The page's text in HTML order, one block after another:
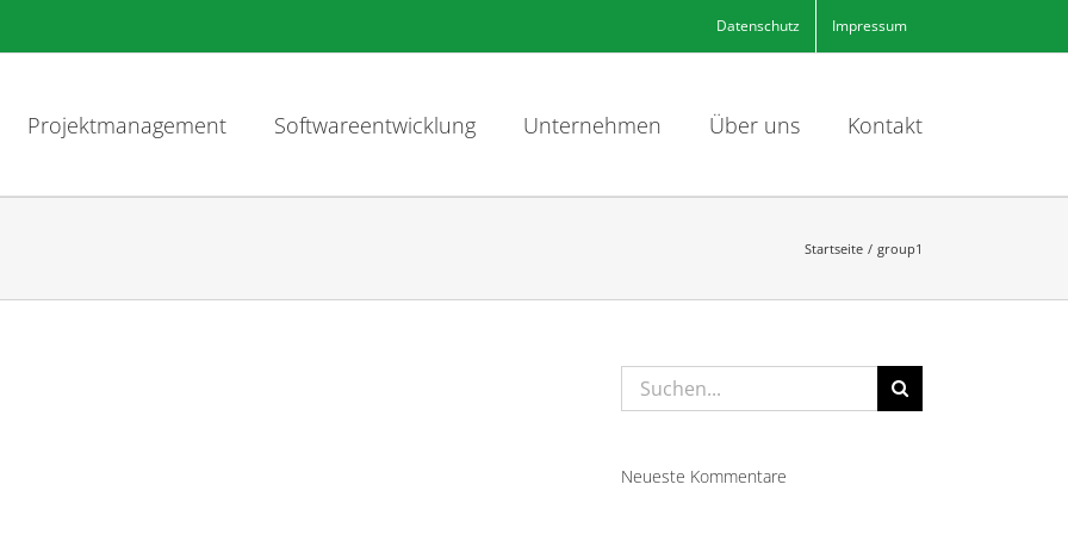
Datenschutz Impressum
Projektmanagement Softwareentwicklung Unternehmen Über uns Kontakt
Startseite group1
Suche
nach:
Neueste Kommentare